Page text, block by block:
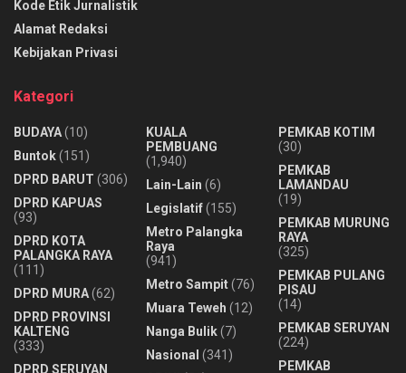
Kode Etik Jurnalistik
Alamat Redaksi
Kebijakan Privasi
Kategori
BUDAYA(10)
Buntok(151)
DPRD BARUT (306)
DPRD KAPUAS
(93)
DPRD KOTA
PALANGKA RAYA
(111)
DPRD MURA(62)
DPRD PROVINSI
KALTENG
(333)
DPRD SERUYAN
KUALA
PEMBUANG
(1,940)
Lain-Lain (6)
Legislatif(155)
Metro Palangka
Raya
(941)
Metro Sampit(76)
Muara Teweh (12)
Nanga Bulik(7)
Nasional (341)
PEMKAB KOTIM
(30)
PEMKAB
LAMANDAU
(19)
PEMKAB MURUNG
RAYA
(325)
PEMKAB PULANG
PISAU
(14)
PEMKAB SERUYAN
(224)
PEMKAB